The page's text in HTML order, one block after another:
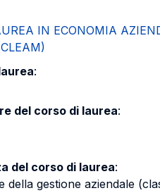
IN ECONOMIA
:
del corso di laurea:
del corso di laurea:
della gestione aziendale